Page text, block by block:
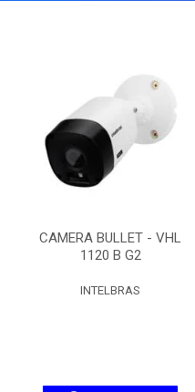
CAMERA BULLET - VHL
1120 B G2
INTELBRAS